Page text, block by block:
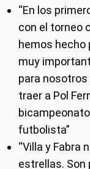
“En los
con el torneo
hemos hecho
muy
para nosotros
traer a Pol
futbolista”
“Villa y Fabra
estrellas. Son